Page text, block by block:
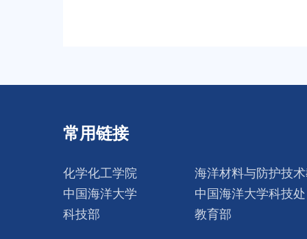
常用链接
化学化工学院
海洋材料与防护技
中国海洋大学
中国海洋大学科技处
科技部
教育部